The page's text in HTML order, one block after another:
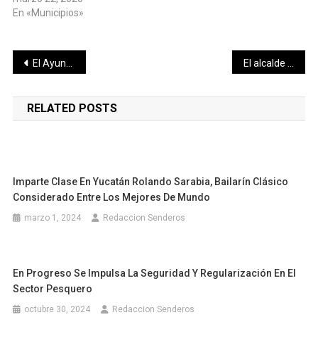
En «Municipios»
Navegación
de
entradas
El Ayuntamiento de Mérida pone al servicio de los ciudadanos más herramientas digitales ante la contingencia por el Covid-19
RELATED POSTS
Imparte Clase En Yucatán Rolando Sarabia, Bailarín Clásico
Considerado Entre Los Mejores De Mundo
marzo 1, 2024 Redaccion Senderos
En Progreso Se Impulsa La Seguridad Y Regularización En El
Sector Pesquero
octubre 30, 2024 Redaccion Senderos